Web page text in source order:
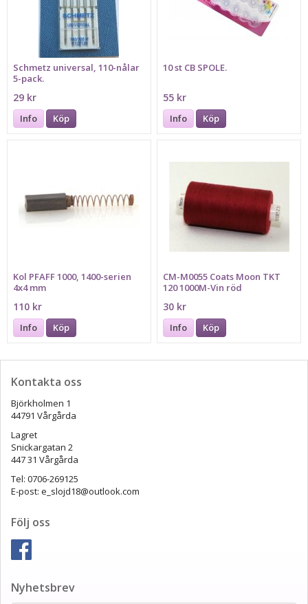
Schmetz universal, 110-nålar
5-pack.
29 kr
Info Köp
10 st CB SPOLE.
55 kr
Info Köp
Kol PFAFF 1000, 1400-serien
4x4 mm
110 kr
Info Köp
CM-M0055 Coats Moon TKT
120 1000M-Vin röd
30 kr
Info Köp
Kontakta oss
Björkholmen 1
44791 Vårgårda
Lagret
Snickargatan 2
447 31 Vårgårda
Tel: 0706-269125
E-post: e_slojd18@outlook.com
Följ oss
Nyhetsbrev